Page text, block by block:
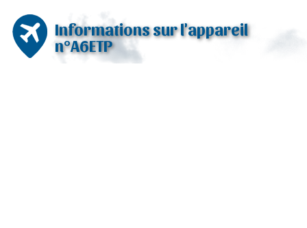
Informations sur l'appareil
n°A6ETP